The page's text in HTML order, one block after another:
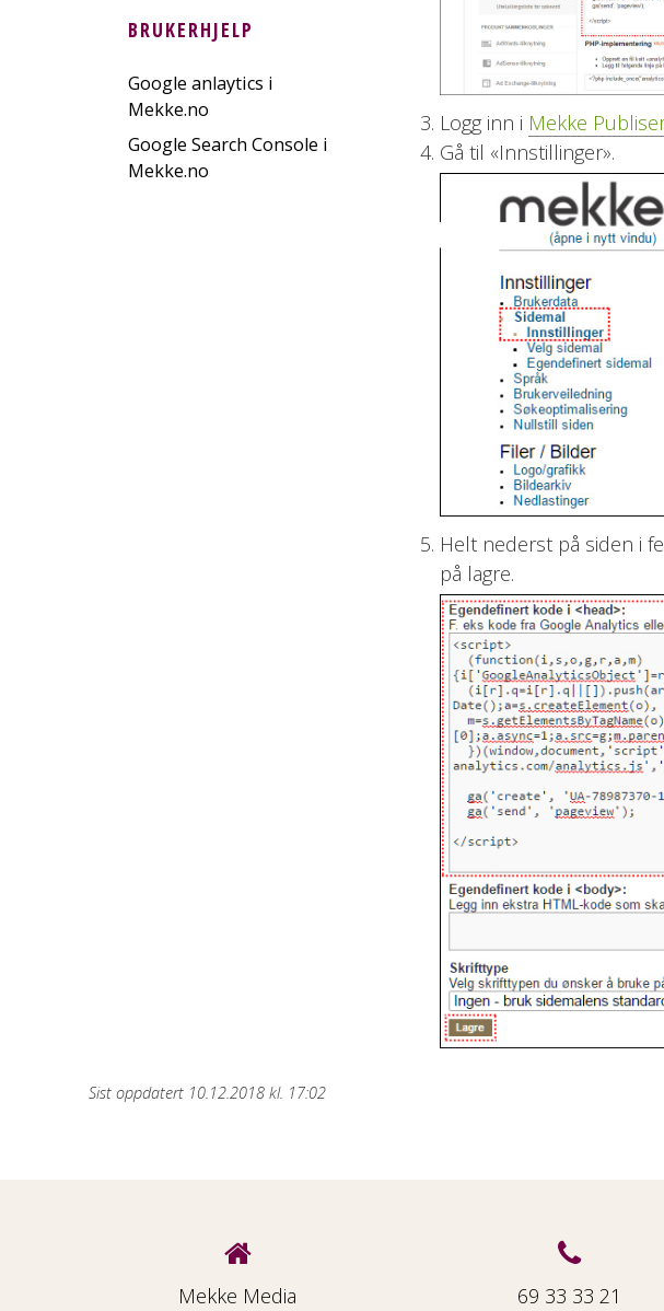
BRUKERHJELP
Google anlaytics i
Mekke.no
Google Search Console i
Mekke.no
Logg inn i Mekke
Gå til «Innstillinger».
Helt nederst på siden i
på lagre.
Sist oppdatert 10.12.2018 kl. 17:02
Mekke Media
69 33 33 21